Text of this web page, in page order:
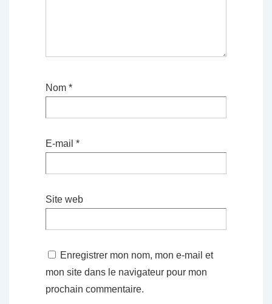
Nom *
E-mail *
Site web
Enregistrer mon nom, mon e-mail et
mon site dans le navigateur pour mon
prochain commentaire.